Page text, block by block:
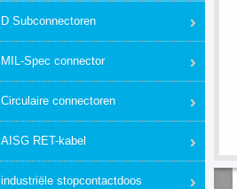
D Subconnectoren
MIL-Spec connector
Circulaire connectoren
AISG RET-kabel
industriële stopcontactdoos